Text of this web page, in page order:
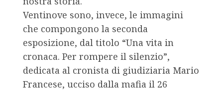
Ventinove sono, invece, le immagini
che compongono la seconda
esposizione, dal titolo “Una vita in
cronaca. Per rompere il silenzio”,
dedicata al cronista di giudiziaria Mario
Francese, ucciso dalla mafia il 26